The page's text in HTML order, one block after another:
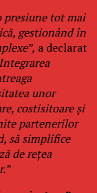
presiune tot mai
gestionând în
a declarat
unor
costisitoare și
partenerilor
să simplifice
de rețea